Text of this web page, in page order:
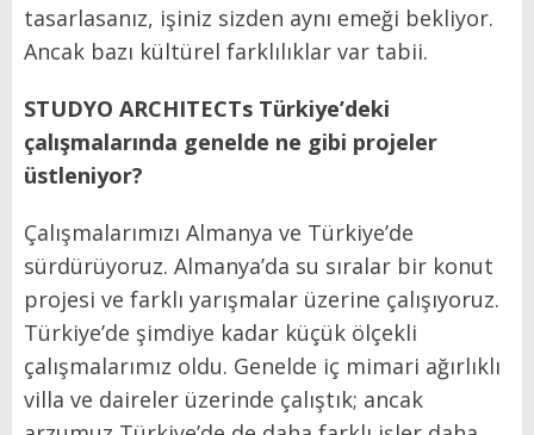
tasarlasanız, işiniz sizden aynı emeği bekliyor.
Ancak bazı kültürel farklılıklar var tabii.
STUDYO ARCHITECTs Türkiye’deki
çalışmalarında genelde ne gibi projeler
üstleniyor?
Çalışmalarımızı Almanya ve Türkiye’de
sürdürüyoruz. Almanya’da su sıralar bir konut
projesi ve farklı yarışmalar üzerine çalışıyoruz.
Türkiye’de şimdiye kadar küçük ölçekli
çalışmalarımız oldu. Genelde iç mimari ağırlıklı
villa ve daireler üzerinde çalıştık; ancak